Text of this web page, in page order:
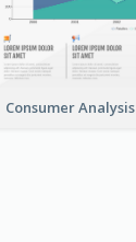
Consumer Analysis